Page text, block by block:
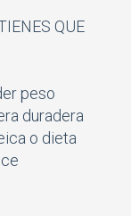
QUE
peso
duradera
o dieta